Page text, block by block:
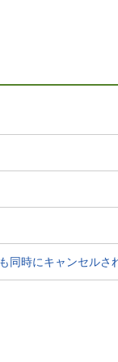
同時にキャンセルさ